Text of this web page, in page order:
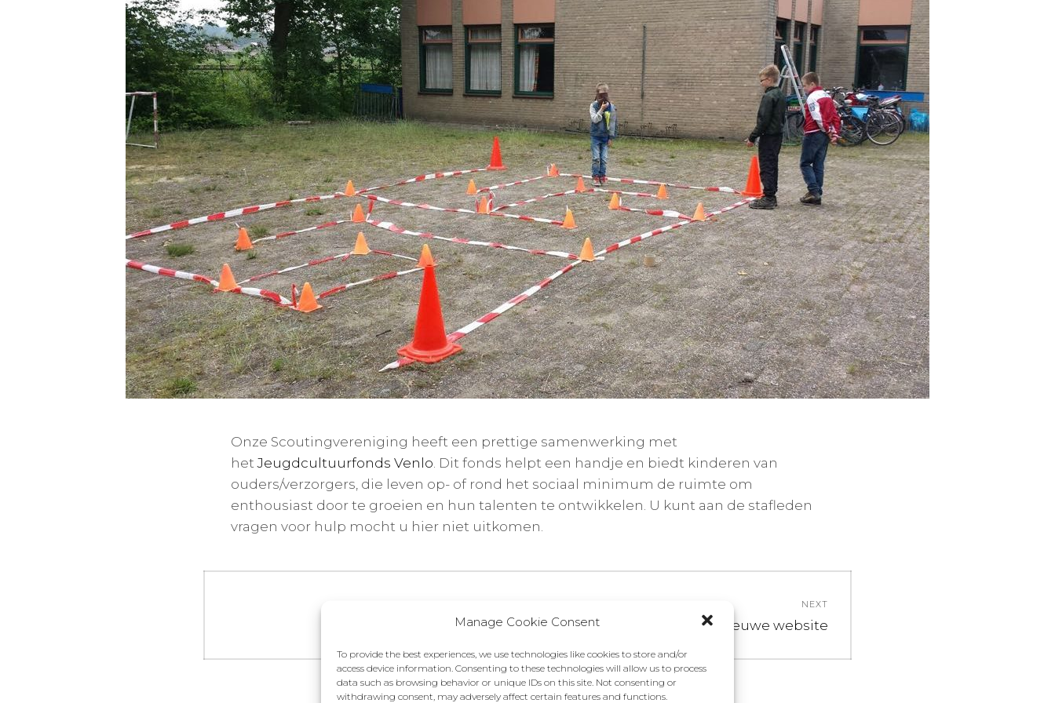
Manage Cookie Consent
To provide the best experiences, we use technologies like cookies to store and/or
access device information. Consenting to these technologies will allow us to process
data such as browsing behavior or unique IDs on this site. Not consenting or
withdrawing consent, may adversely affect certain features and functions.
Onze Scoutingvereniging heeft een prettige samenwerking met
hetJeugdcultuurfonds Venlo. Dit fonds helpt een handje en biedt kinderen van
ouders/verzorgers, die leven op- of rond het sociaal minimum de ruimte om
enthousiast door te groeien en hun talenten te ontwikkelen. U kunt aan de stafleden
vragen voor hulp mocht u hier niet uitkomen.
NEXT
Next
post:
Onze nieuwe website